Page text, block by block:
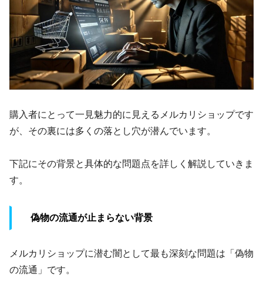
購入者にとって一見魅力的に見えるメルカリショップです
が、その裏には多くの落とし穴が潜んでいます。
下記にその背景と具体的な問題点を詳しく解説していきま
す。
偽物の流通が止まらない背景
メルカリショップに潜む闇として最も深刻な問題は「偽物
の流通」です。